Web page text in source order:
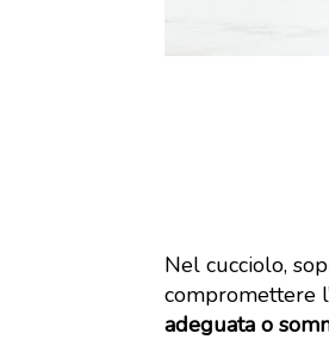
Nel cucciolo,
compromettere
adeguata o